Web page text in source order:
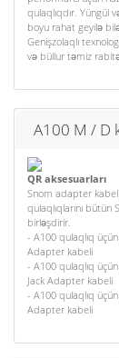
qulaqlıqdır. Yüngül
boyu rahat geyilə
Genişzolaqlı
və büllur təmiz
A100 M / D
QR aksesuarları
Snom adapter
qulaqlıqlarını bütün
birləşdirir.
- A100 qulaqlıq
Adapter kabeli
- A100 qulaqlıq
Jack Adapter kabeli
- A100 qulaqlıq
Adapter kabeli